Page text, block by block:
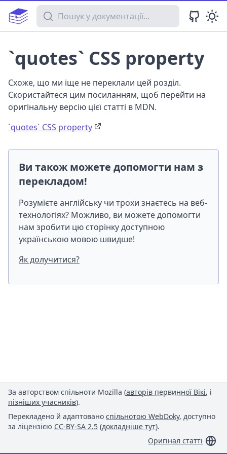
Пошук у документації
`quotes` CSS property
Схоже, що ми іще не переклали цей розділ.
Скористайтеся цим посиланням, щоб перейти на
оригінальну версію цієї статті в MDN.
`quotes` CSS property
Ви також можете допомогти нам з
перекладом!
Розумієте англійську чи трохи знаєтесь на веб-
технологіях? Можливо, ви можете допомогти
нам зробити цю сторінку доступною
українською мовою швидше!
Як долучитися?
За авторством спільноти Mozilla (авторів первинної Вікі, і
пізніших учасників).
Перекладено й адаптовано спільнотою WebDoky, доступно
за ліцензією CC-BY-SA 2.5 (докладніше тут).
Оригінал статті